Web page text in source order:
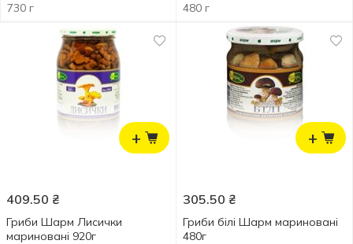
730 г 480 г
+
409.50 ₴
Гриби Шарм Лисички
мариновані 920г
+
305.50 ₴
Гриби білі Шарм мариновані
480г